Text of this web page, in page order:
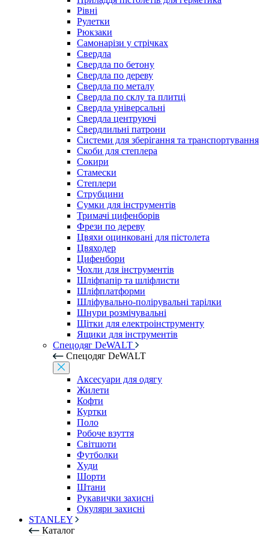
Рівні
Рулетки
Рюкзаки
Самонарізи у стрічках
Свердла
Свердла по бетону
Свердла по дереву
Свердла по металу
Свердла по склу та плитці
Свердла універсальні
Свердла центруючі
Свердлильні патрони
Системи для зберігання та транспортування
Скоби для степлера
Сокири
Стамески
Степлери
Струбцини
Сумки для інструментів
Тримачі цифенборів
Фрези по дереву
Цвяхи оцинковані для пістолета
Цвяходер
Цифенбори
Чохли для інструментів
Шліфпапір та шліфлисти
Шліфплатформи
Шліфувально-полірувальні тарілки
Шнури розмічувальні
Щітки для електроінструменту
Ящики для інструментів
Спецодяг DeWALT
Спецодяг DeWALT
Аксесуари для одягу
Жилети
Кофти
Куртки
Поло
Робоче взуття
Світшоти
Футболки
Худи
Шорти
Штани
Рукавички захисні
Окуляри захисні
STANLEY
Каталог